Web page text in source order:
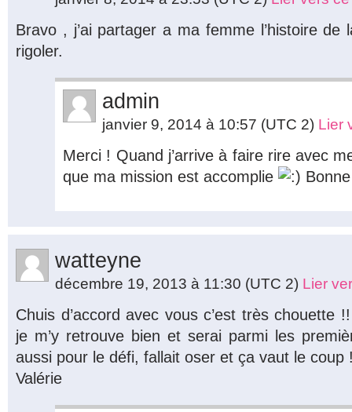
Bravo , j’ai partager a ma femme l’histoire
rigoler.
admin
janvier 9, 2014 à 10:57 (UTC 2) Lier
Merci ! Quand j’arrive à faire rire avec
que ma mission est accomplie
watteyne
décembre 19, 2013 à 11:30 (UTC 2) Lier
Chuis d’accord avec vous c’est très chouette
je m’y retrouve bien et serai parmi les
aussi pour le défi, fallait oser et ça vaut le coup
Valérie